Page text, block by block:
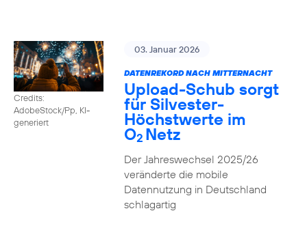
Credits:
AdobeStock/Pp, KI-
generiert
03. Januar 2026
DATENREKORD NACH MITTERNACHT
Upload-Schub sorgt
für Silvester-
Höchstwerte im
O2 Netz
Der Jahreswechsel 2025/26
veränderte die mobile
Datennutzung in Deutschland
schlagartig